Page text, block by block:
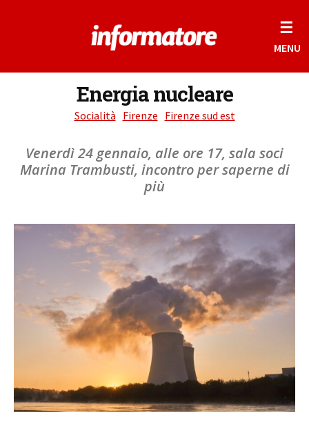
☰
MENU
Energia nucleare
Socialità Firenze Firenze sud est
Venerdì 24 gennaio, alle ore 17, sala soci
Marina Trambusti, incontro per saperne di
più